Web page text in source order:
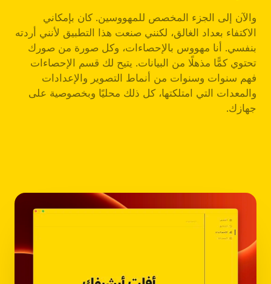
والآن إلى الجزء المخصص للمهووسين. كان بإمكاني
الاكتفاء بعداد الغالق، لكنني صنعت هذا التطبيق لأنني أردته
بنفسي. أنا مهووس بالإحصاءات، وكل صورة من صورك
تحتوي كمًّا مذهلًا من البيانات. يتيح لك قسم الإحصاءات
فهم سنوات وسنوات من أنماط التصوير والإعدادات
والمعدات التي امتلكتها، كل ذلك محليًا وبخصوصية على
جهازك.